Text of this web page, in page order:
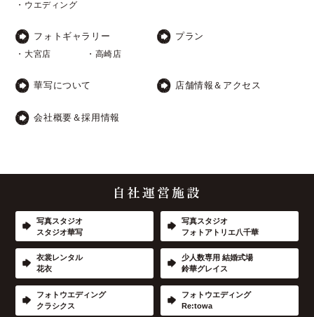
・ウエディング
フォトギャラリー
・大宮店 ・高崎店
プラン
華写について 店舗情報＆アクセス
会社概要＆採用情報
写真スタジオ
スタジオ華写
写真スタジオ
フォトアトリエ八千華
衣裳レンタル
花衣
少人数専用 結婚式場
鈴華グレイス
フォトウエディング
クラシクス
フォトウエディング
Re:towa